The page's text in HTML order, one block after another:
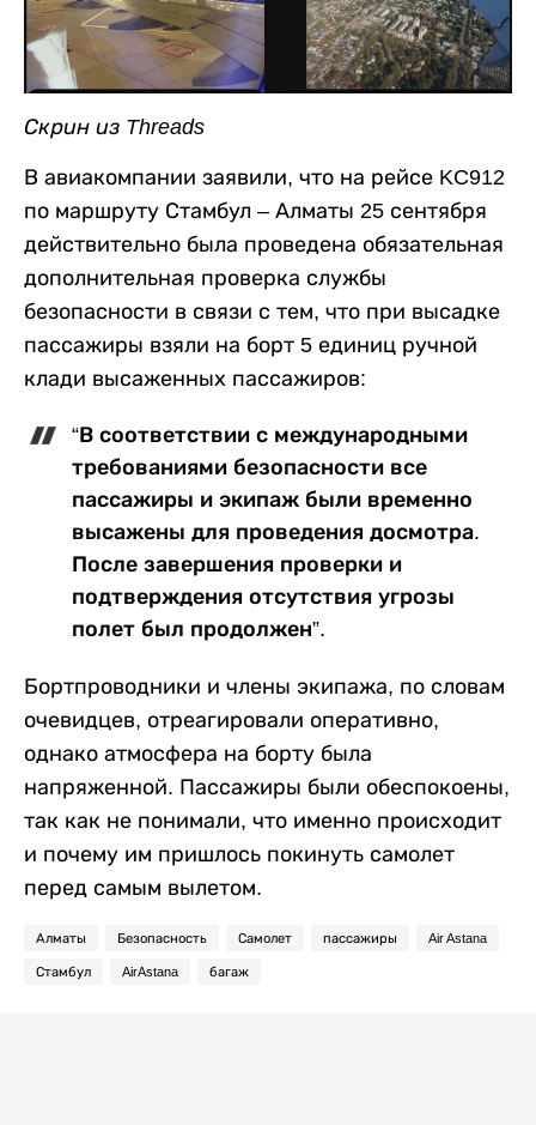
Скрин из Threads
В авиакомпании заявили, что на рейсе KC912
по маршруту Стамбул – Алматы 25 сентября
действительно была проведена обязательная
дополнительная проверка службы
безопасности в связи с тем, что при высадке
пассажиры взяли на борт 5 единиц ручной
клади высаженных пассажиров:
“В соответствии с международными
требованиями безопасности все
пассажиры и экипаж были временно
высажены для проведения досмотра.
После завершения проверки и
подтверждения отсутствия угрозы
полет был продолжен”.
Бортпроводники и члены экипажа, по словам
очевидцев, отреагировали оперативно,
однако атмосфера на борту была
напряженной. Пассажиры были обеспокоены,
так как не понимали, что именно происходит
и почему им пришлось покинуть самолет
перед самым вылетом.
Алматы Безопасность Самолет пассажиры Air Astana
Стамбул AirAstana багаж